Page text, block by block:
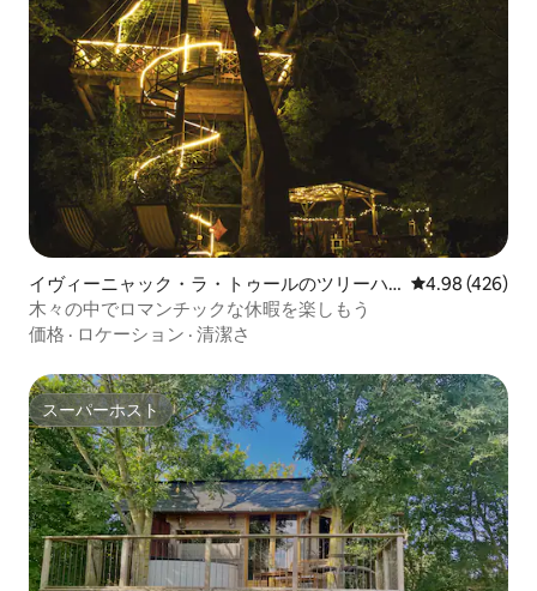
イヴィーニャック・ラ・トゥールのツリーハ
ウス
レビュー426
4.98 (426)
木々の中でロマンチックな休暇を楽しもう
価格 · ロケーション · 清潔さ
スーパーホスト
スーパーホスト